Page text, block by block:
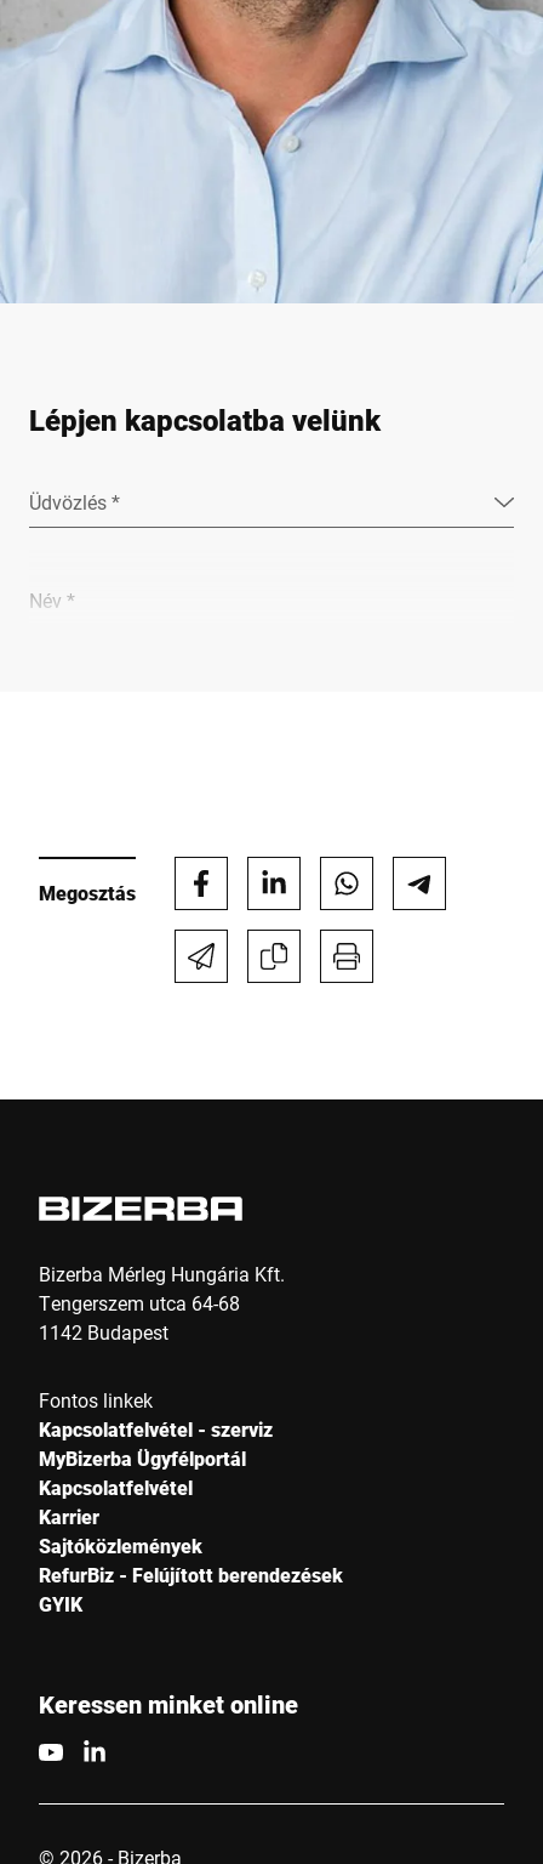
Lépjen kapcsolatba velünk
Üdvözlés *
Név *
Telefon *
Ország *
Ezúton megerősítem, hogy elfogadom az adataim
felhasználását a kérelem feldolgozásához. További információk
Anti-Robot Verification
Megosztás
Bizerba Mérleg Hungária Kft.
Tengerszem utca 64-68
1142 Budapest
Fontos linkek
Kapcsolatfelvétel - szerviz
MyBizerba Ügyfélportál
Kapcsolatfelvétel
Karrier
Sajtóközlemények
RefurBiz - Felújított berendezések
GYIK
Keressen minket online
© 2026 - Bizerba